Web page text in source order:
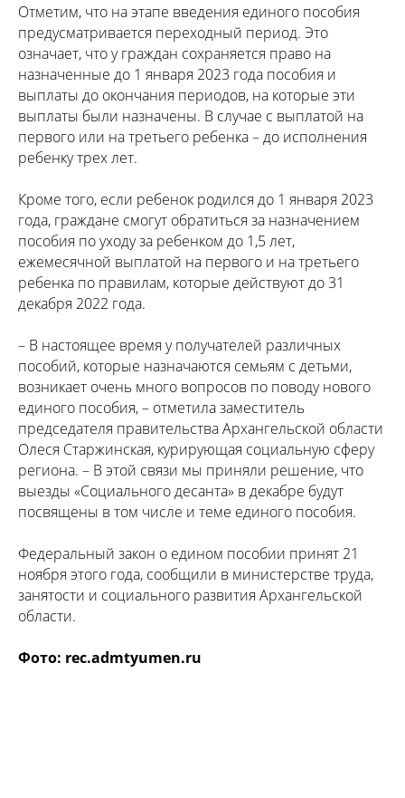
Отметим, что на этапе введения единого пособия
предусматривается переходный период. Это
означает, что у граждан сохраняется право на
назначенные до 1 января 2023 года пособия и
выплаты до окончания периодов, на которые эти
выплаты были назначены. В случае с выплатой на
первого или на третьего ребенка – до исполнения
ребенку трех лет.
Кроме того, если ребенок родился до 1 января 2023
года, граждане смогут обратиться за назначением
пособия по уходу за ребенком до 1,5 лет,
ежемесячной выплатой на первого и на третьего
ребенка по правилам, которые действуют до 31
декабря 2022 года.
– В настоящее время у получателей различных
пособий, которые назначаются семьям с детьми,
возникает очень много вопросов по поводу нового
единого пособия, – отметила заместитель
председателя правительства Архангельской области
Олеся Старжинская, курирующая социальную сферу
региона. – В этой связи мы приняли решение, что
выезды «Социального десанта» в декабре будут
посвящены в том числе и теме единого пособия.
Федеральный закон о едином пособии принят 21
ноября этого года, сообщили в министерстве труда,
занятости и социального развития Архангельской
области.
Фото: rec.admtyumen.ru